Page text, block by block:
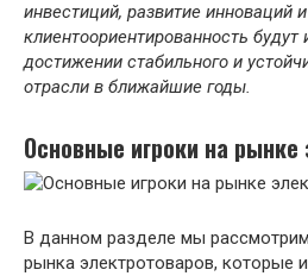
инвестиций, развитие инноваций и
клиентоориентированность
достижении стабильного и
отрасли в ближайшие годы.
Основные игроки на рынке
В данном разделе мы
рынка электротоваров, которые